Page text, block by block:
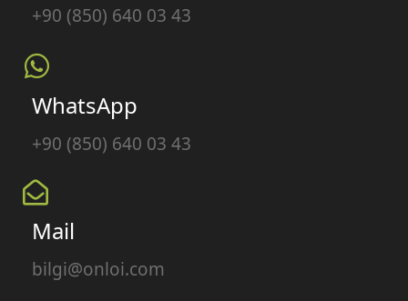
+90 (850) 640 03 43
WhatsApp
+90 (850) 640 03 43
Mail
bilgi@onloi.com